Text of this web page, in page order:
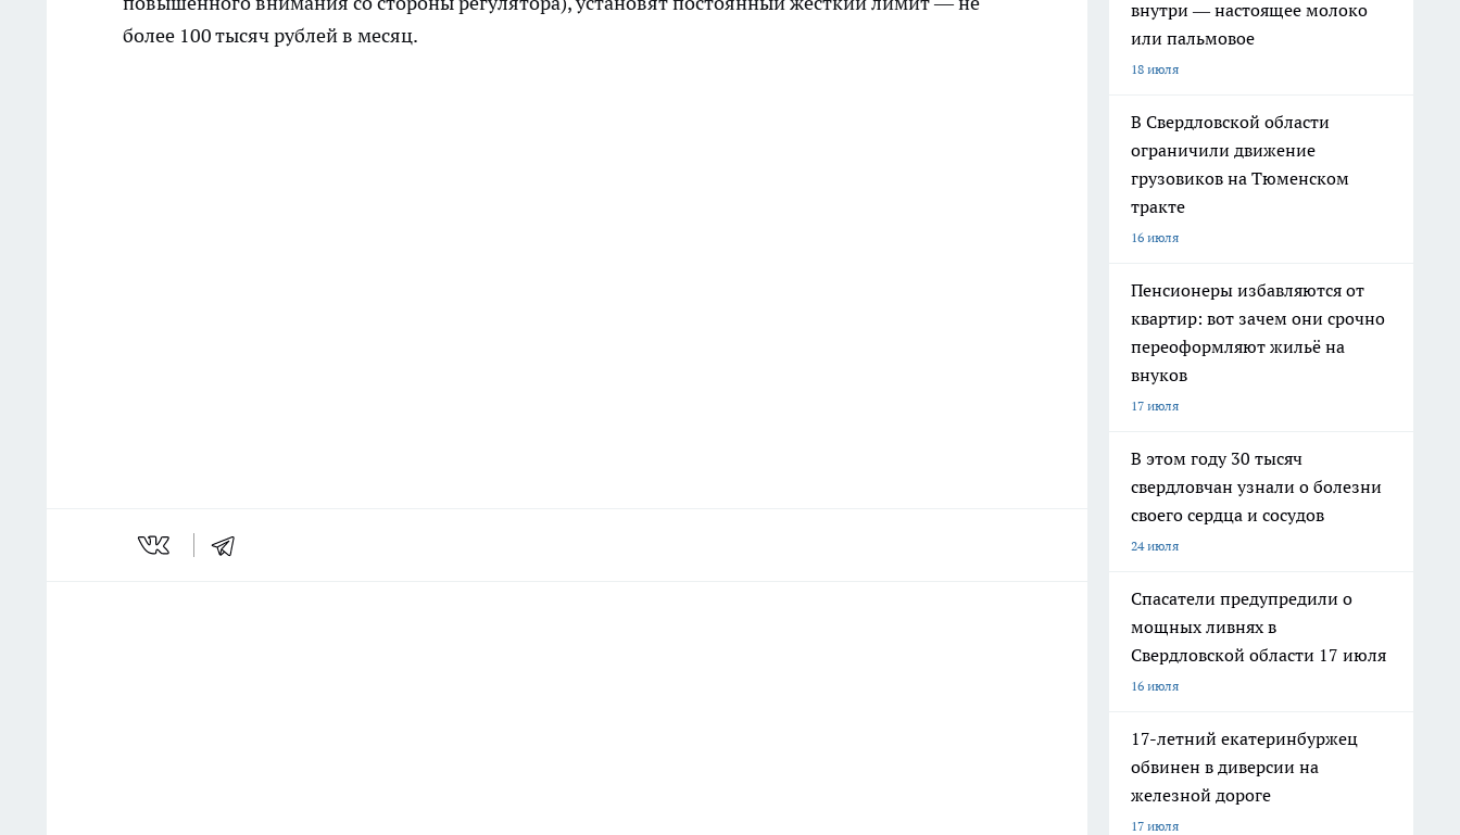
более 100 тысяч рублей в месяц.
внутри — настоящее молоко
или пальмовое
18 июля
В Свердловской области
ограничили движение
грузовиков на Тюменском
тракте
16 июля
Пенсионеры избавляются от
квартир: вот зачем они срочно
переоформляют жильё на
внуков
17 июля
В этом году 30 тысяч
свердловчан узнали о болезни
своего сердца и сосудов
24 июля
Спасатели предупредили о
мощных ливнях в
Свердловской области 17 июля
16 июля
17-летний екатеринбуржец
обвинен в диверсии на
железной дороге
17 июля